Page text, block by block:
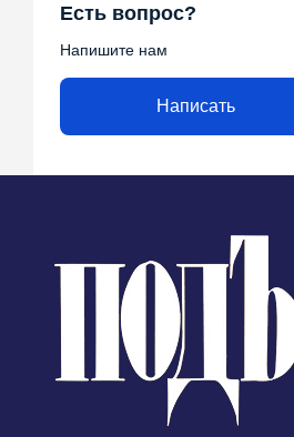
Есть вопрос?
Напишите нам
Написать